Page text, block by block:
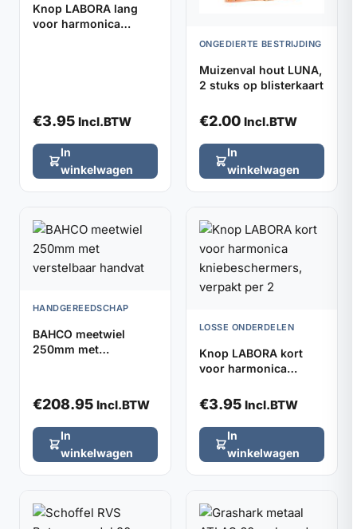
Knop LABORA lang
voor harmonica
€3.95 Incl.BTW
In
winkelwagen
ONGEDIERTE BESTRIJDING
Muizenval hout LUNA,
2 stuks op blisterkaart
€2.00 Incl.BTW
In
winkelwagen
HANDGEREEDSCHAP
BAHCO meetwiel
250mm met
€208.95 Incl.BTW
In
winkelwagen
LOSSE ONDERDELEN
Knop LABORA kort
voor harmonica
verpakt per 2
€3.95 Incl.BTW
In
winkelwagen